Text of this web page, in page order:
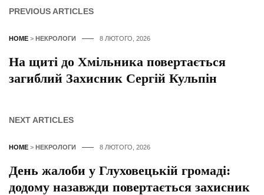
PREVIOUS ARTICLES
HOME > НЕКРОЛОГИ 8 ЛЮТОГО, 2026
На щиті до Хмільника повертається
загиблий Захисник Сергій Кульпін
NEXT ARTICLES
HOME > НЕКРОЛОГИ 8 ЛЮТОГО, 2026
День жалоби у Глуховецькій громаді:
додому назавжди повертається захисник